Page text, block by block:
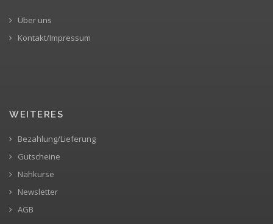
Über uns
Kontakt/Impressum
WEITERES
Bezahlung/Lieferung
Gutscheine
Nähkurse
Newsletter
AGB